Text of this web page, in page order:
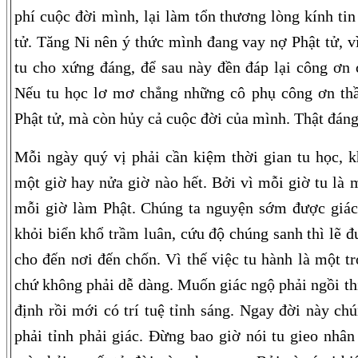
phí cuộc đời mình, lại làm tổn thương lòng kính tin
tử. Tăng Ni nên ý thức mình đang vay nợ Phật tử,
tu cho xứng đáng, để sau này đền đáp lại công
Nếu tu học lơ mơ chẳng những cô phụ công ơn
Phật tử, mà còn hủy cả cuộc đời của mình. Thật
Mỗi ngày quý vị phải cần kiệm thời gian tu học,
một giờ hay nửa giờ nào hết. Bởi vì mỗi giờ tu là
mỗi giờ làm Phật. Chúng ta nguyện sớm được
khỏi biển khổ trầm luân, cứu độ chúng sanh thì lẽ
cho đến nơi đến chốn. Vì thế việc tu hành là một
chứ không phải dễ dàng. Muốn giác ngộ phải ngồi
định rồi mới có trí tuệ tỉnh sáng. Ngay đời này
phải tỉnh phải giác. Đừng bao giờ nói tu gieo